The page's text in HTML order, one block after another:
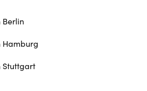
Berlin
Hamburg
Stuttgart